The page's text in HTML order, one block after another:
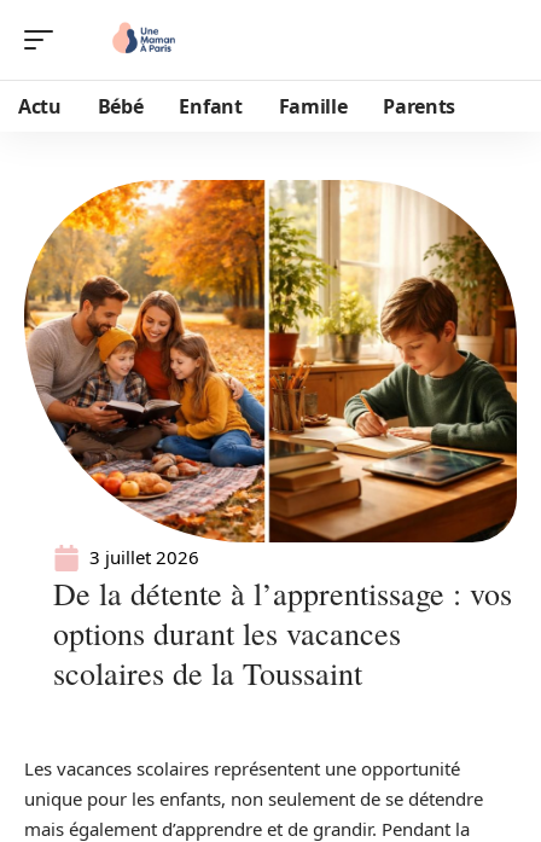
Actu Bébé Enfant Famille Parents
3 juillet 2026
De la détente à l’apprentissage : vos
options durant les vacances
scolaires de la Toussaint
Les vacances scolaires représentent une opportunité
unique pour les enfants, non seulement de se détendre
mais également d’apprendre et de grandir. Pendant la